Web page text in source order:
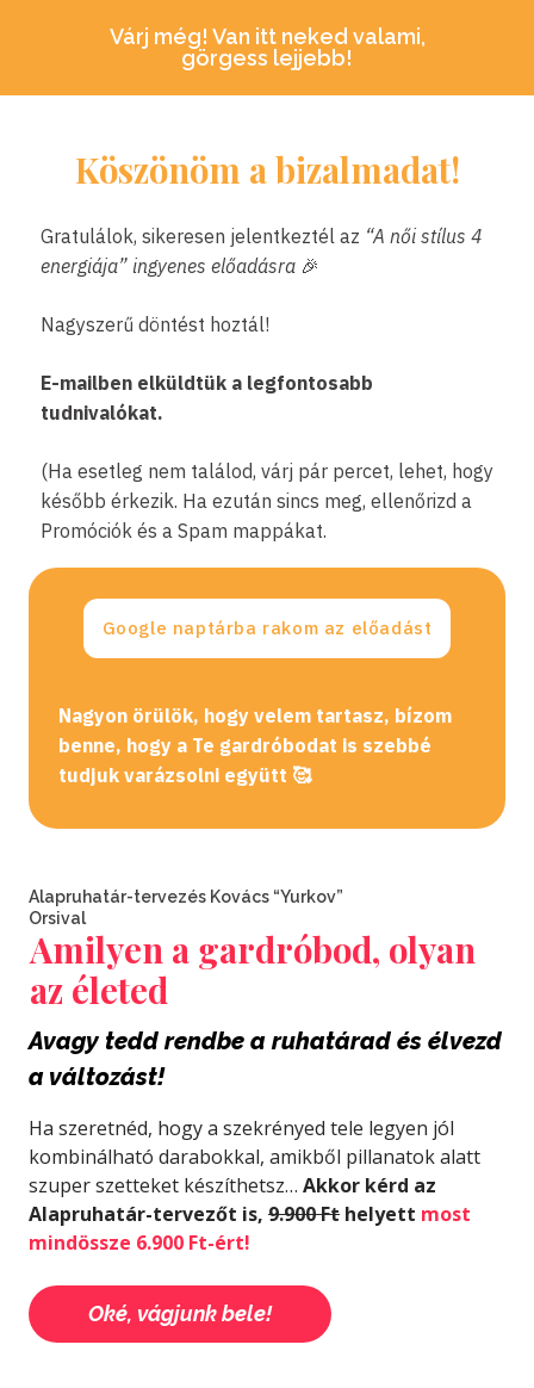
Várj még! Van itt neked valami,
görgess lejjebb!
Köszönöm a bizalmadat!
Gratulálok, sikeresen jelentkeztél az “A női stílus 4
energiája” ingyenes előadásra 🎉
Nagyszerű döntést hoztál!
E-mailben elküldtük a legfontosabb
tudnivalókat.
(Ha esetleg nem találod, várj pár percet, lehet, hogy
később érkezik. Ha ezután sincs meg, ellenőrizd a
Promóciók és a Spam mappákat.
Google naptárba rakom az előadást
Nagyon örülök, hogy velem tartasz, bízom
benne, hogy a Te gardróbodat is szebbé
tudjuk varázsolni együtt 🥰
Alapruhatár-tervezés Kovács “Yurkov”
Orsival
Amilyen a gardróbod, olyan
az életed
Avagy tedd rendbe a ruhatárad és élvezd
a változást!
Ha szeretnéd, hogy a szekrényed tele legyen jól
kombinálható darabokkal, amikből pillanatok alatt
szuper szetteket készíthetsz… Akkor kérd az
Alapruhatár-tervezőt is, 9.900 Ft helyett most
mindössze 6.900 Ft-ért!
Oké, vágjunk bele!